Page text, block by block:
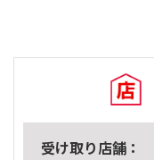
受け取り店舗：